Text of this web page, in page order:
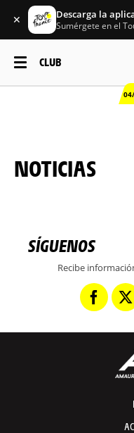
✕ Descarga la
Sumérgete en el
CLUB
NOTICIAS
SÍGUENOS
Recibe